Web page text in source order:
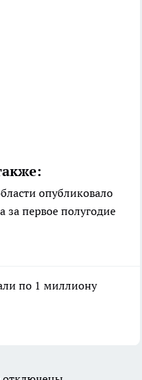
опубликовало
за первое полугодие
по 1 миллиону